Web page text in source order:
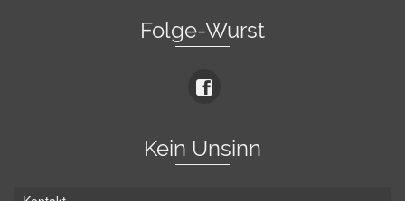
Folge-Wurst
Kein Unsinn